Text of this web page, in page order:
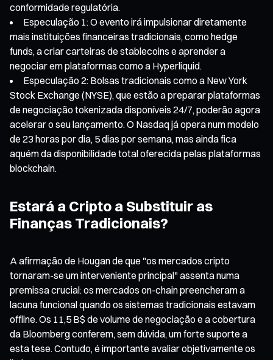
conformidade regulatória.
Especulação 1: O evento irá impulsionar diretamente
mais instituições financeiras tradicionais, como hedge
funds, a criar carteiras de stablecoins e aprender a
negociar em plataformas como a Hyperliquid.
Especulação 2: Bolsas tradicionais como a New York
Stock Exchange (NYSE), que estão a preparar plataformas
de negociação tokenizada disponíveis 24/7, poderão agora
acelerar o seu lançamento. O Nasdaq já opera num modelo
de 23 horas por dia, 5 dias por semana, mas ainda fica
aquém da disponibilidade total oferecida pelas plataformas
blockchain.
Estará a Cripto a Substituir as
Finanças Tradicionais?
A afirmação de Hougan de que "os mercados cripto
tornaram-se um interveniente principal" assenta numa
premissa crucial: os mercados on-chain preencheram a
lacuna funcional quando os sistemas tradicionais estavam
offline. Os 11,5 B$ de volume de negociação e a cobertura
da Bloomberg conferem, sem dúvida, um forte suporte a
esta tese. Contudo, é importante avaliar objetivamente os